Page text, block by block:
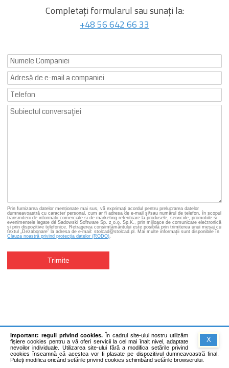
Completați formularul sau sunați la:
+48 56 642 66 33
Prin furnizarea datelor menționate mai sus, vă exprimați acordul pentru prelucrarea datelor
dumneavoastră cu caracter personal, cum ar fi adresa de e-mail și/sau numărul de telefon, în scopul
transmiterii de informații comerciale și de marketing referitoare la produsele, serviciile, promoțiile și
evenimentele legate de Sadowski Software Sp. z o.o. Sp.K., prin mijloace de comunicare electronică
și prin dispozitive telefonice. Retragerea consimțământului este posibilă prin trimiterea unui mesaj cu
textul „Dezabonare” la adresa de e-mail: stolcad@stolcad.pl. Mai multe informații sunt disponibile în
Clauza noastră privind protecția datelor (RODO)
Trimite
X
Important: reguli privind cookies. În cadrul site-ului nostru utilizăm
fișiere cookies pentru a vă oferi servicii la cel mai înalt nivel, adaptate
nevoilor individuale. Utilizarea site-ului fără a modifica setările privind
cookies înseamnă că acestea vor fi plasate pe dispozitivul dumneavoastră final.
Puteți modifica oricând setările privind cookies schimbând setările browserului.